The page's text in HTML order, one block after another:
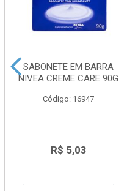
SABONETE EM BARRA
NIVEA CREME CARE 90G
Código: 16947
R$ 5,03